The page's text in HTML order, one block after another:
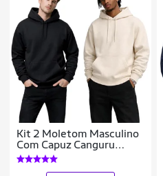
Kit 2 Moletom Masculino
Com Capuz Canguru
Flanelado Casaco De Frio
Casual Inverno